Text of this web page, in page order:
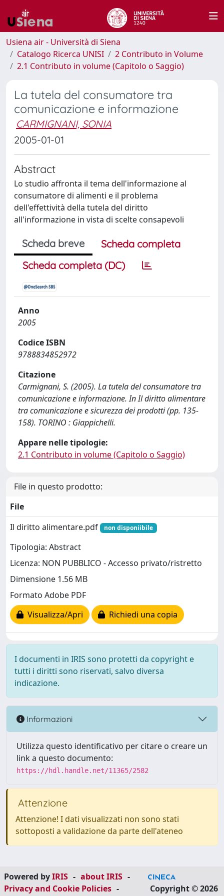
Usiena air - Università di Siena
Catalogo Ricerca UNISI
2 Contributo in Volume
2.1 Contributo in volume (Capitolo o Saggio)
La tutela del consumatore tra
comunicazione e informazione
CARMIGNANI, SONIA
2005-01-01
Abstract
Lo studio affronta il tema dell'informazione al
consumatore di alimenti e il problema
dell'effettività della tutela del diritto
all'informazione in vista di scelte consapevoli
Scheda breve
Scheda completa
Scheda completa (DC)
Anno
2005
Codice ISBN
9788834852972
Citazione
Carmignani, S. (2005). La tutela del consumatore tra
comunicazione e informazione. In Il diritto alimentare
tra comunicazione e sicurezza dei prodotti (pp. 135-
158). TORINO : Giappichelli.
Appare nelle tipologie:
2.1 Contributo in volume (Capitolo o Saggio)
File in questo prodotto:
File
Il diritto alimentare.pdf
non disponiibile
Tipologia: Abstract
Licenza: NON PUBBLICO - Accesso privato/ristretto
Dimensione 1.56 MB
Formato Adobe PDF
Visualizza/Apri
Richiedi una copia
I documenti in IRIS sono protetti da copyright e
tutti i diritti sono riservati, salvo diversa
indicazione.
Informazioni
Utilizza questo identificativo per citare o creare un
link a questo documento:
https://hdl.handle.net/11365/2582
Attenzione
Attenzione! I dati visualizzati non sono stati
sottoposti a validazione da parte dell'ateneo
Powered byIRIS - about IRIS -
Privacy and Cookie Policies -
Copyright © 2026